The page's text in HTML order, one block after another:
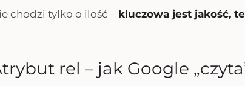
chodzi tylko o ilość – kluczowa jest jakość,
rel – jak Google